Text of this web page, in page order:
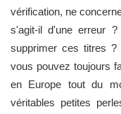
vérification, ne
s'agit-il d'une erreur
supprimer ces titres
vous pouvez toujours
en Europe tout du
véritables petites